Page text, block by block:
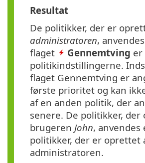
Resultat
De politikker, der er
administratoren,
flaget
Gennemtving er
politikindstillingerne.
flaget Gennemtving er
første prioritet og kan
af en anden politik, der
senere. De politikker, der
brugeren John, anvendes
politikker, der er oprettet
administratoren.